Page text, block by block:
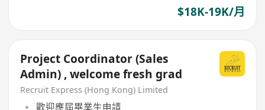
$18K-19K/月
Project Coordinator (Sales
Admin) , welcome fresh grad
Recruit Express (Hong Kong) Limited
歡迎應屆畢業生申請